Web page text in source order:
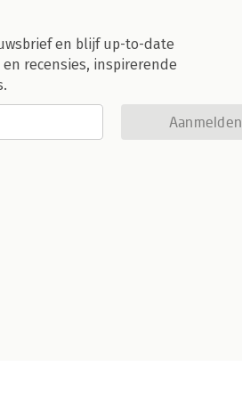
en blijf up-to-date
recensies, inspirerende
Aanmelden